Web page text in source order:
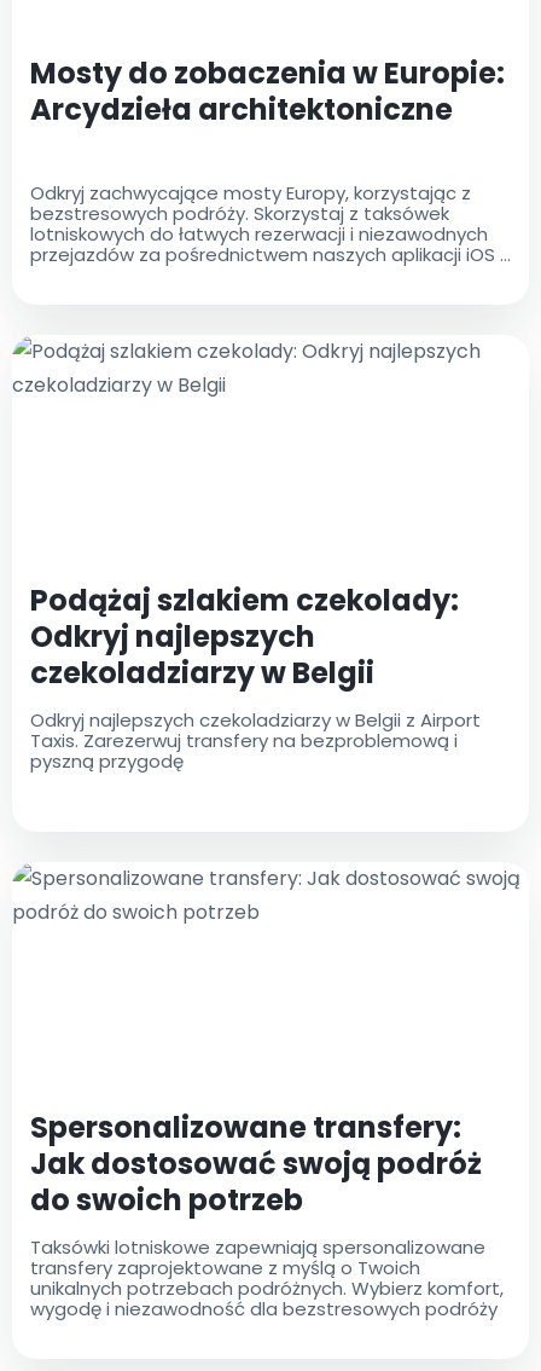
Mosty do zobaczenia w Europie:
Arcydzieła architektoniczne
Odkryj zachwycające mosty Europy, korzystając z
bezstresowych podróży. Skorzystaj z taksówek
lotniskowych do łatwych rezerwacji i niezawodnych
przejazdów za pośrednictwem naszych aplikacji iOS i
Podążaj szlakiem czekolady:
Odkryj najlepszych
czekoladziarzy w Belgii
Odkryj najlepszych czekoladziarzy w Belgii z Airport
Taxis. Zarezerwuj transfery na bezproblemową i
pyszną przygodę
Spersonalizowane transfery:
Jak dostosować swoją podróż
do swoich potrzeb
Taksówki lotniskowe zapewniają spersonalizowane
transfery zaprojektowane z myślą o Twoich
unikalnych potrzebach podróżnych. Wybierz komfort,
wygodę i niezawodność dla bezstresowych podróży